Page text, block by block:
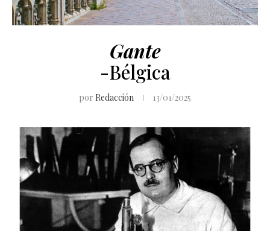
Gante
-Bélgica
por Redacción 13/01/2025